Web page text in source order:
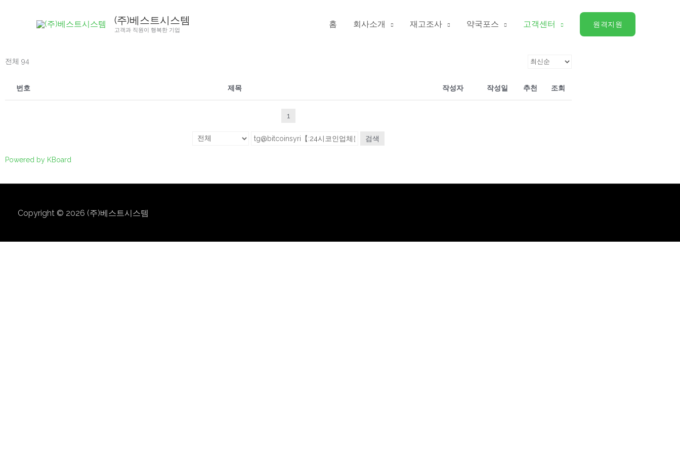
건
(주)베스트시스템
고객과 직원이 행복한 기업
홈 회사소개 재고조사 약국포스 고객센터 원격지원
전체 94
번호 제목 작성자 작성일 추천 조회
1
검색
Powered by KBoard
Copyright © 2026 (주)베스트시스템